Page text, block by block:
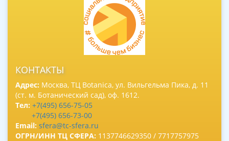
КОНТАКТЫ
Адрес: Москва, ТЦ Botanica, ул. Вильгельма Пика, д. 11
(ст. м. Ботанический сад), оф. 1612.
Тел: +7(495) 656-75-05
+7(495) 656-73-00
Email: sfera@tc-sfera.ru
ОГРН/ИНН ТЦ СФЕРА: 1137746629350 / 7717757975